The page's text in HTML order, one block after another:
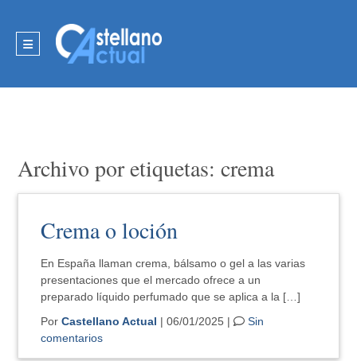
Archivo por etiquetas: crema
Crema o loción
En España llaman crema, bálsamo o gel a las varias
presentaciones que el mercado ofrece a un
preparado líquido perfumado que se aplica a la […]
PorCastellano Actual | 06/01/2025 |
Sin
comentarios